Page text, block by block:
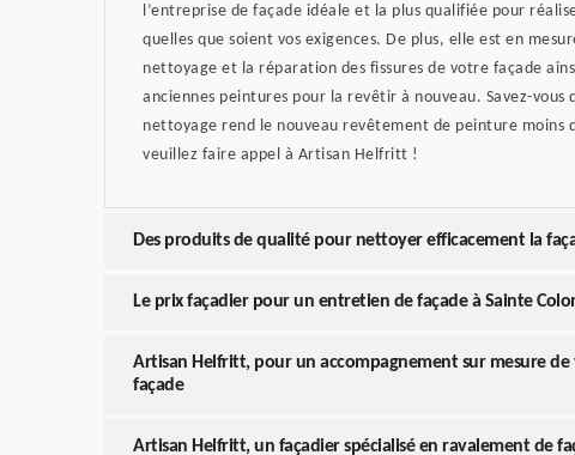
l’entreprise de façade idéale et la plus qualifiée pour
quelles que soient vos exigences. De plus, elle est en
nettoyage et la réparation des fissures de votre façade
anciennes peintures pour la revêtir à nouveau. Savez-vous
nettoyage rend le nouveau revêtement de peinture moins
veuillez faire appel à Artisan Helfritt !
Des produits de qualité pour nettoyer efficacement la
Le prix façadier pour un entretien de façade à Sainte
Artisan Helfritt, pour un accompagnement sur mesure
façade
Artisan Helfritt, un façadier spécialisé en ravalement de